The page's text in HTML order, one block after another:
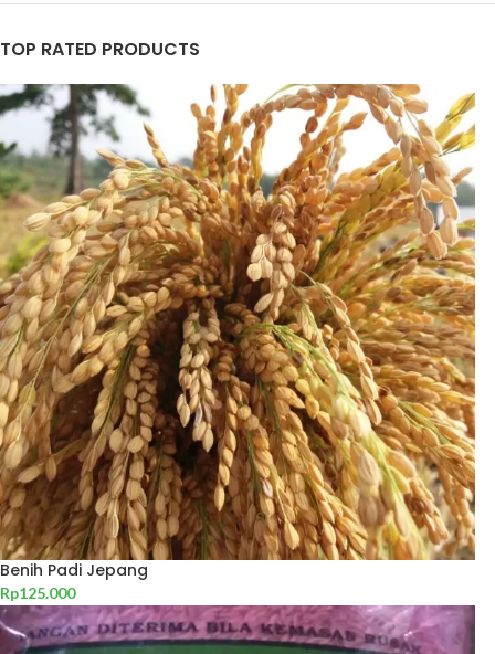
TOP RATED PRODUCTS
Benih Padi Jepang
Rp125.000